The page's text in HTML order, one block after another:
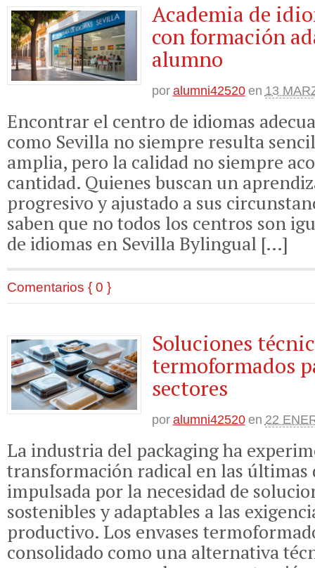
Academia de
con formación
alumno
por alumni42520 en 13
Encontrar el centro de idiomas
como Sevilla no siempre resulta
amplia, pero la calidad no siempre
cantidad. Quienes buscan un
progresivo y ajustado a sus
saben que no todos los centros son
de idiomas en Sevilla Bylingual […]
Comentarios { 0 }
Soluciones
termoformados
sectores
por alumni42520 en 22
La industria del packaging ha
transformación radical en las últimas
impulsada por la necesidad de
sostenibles y adaptables a las
productivo. Los envases
consolidado como una alternativa